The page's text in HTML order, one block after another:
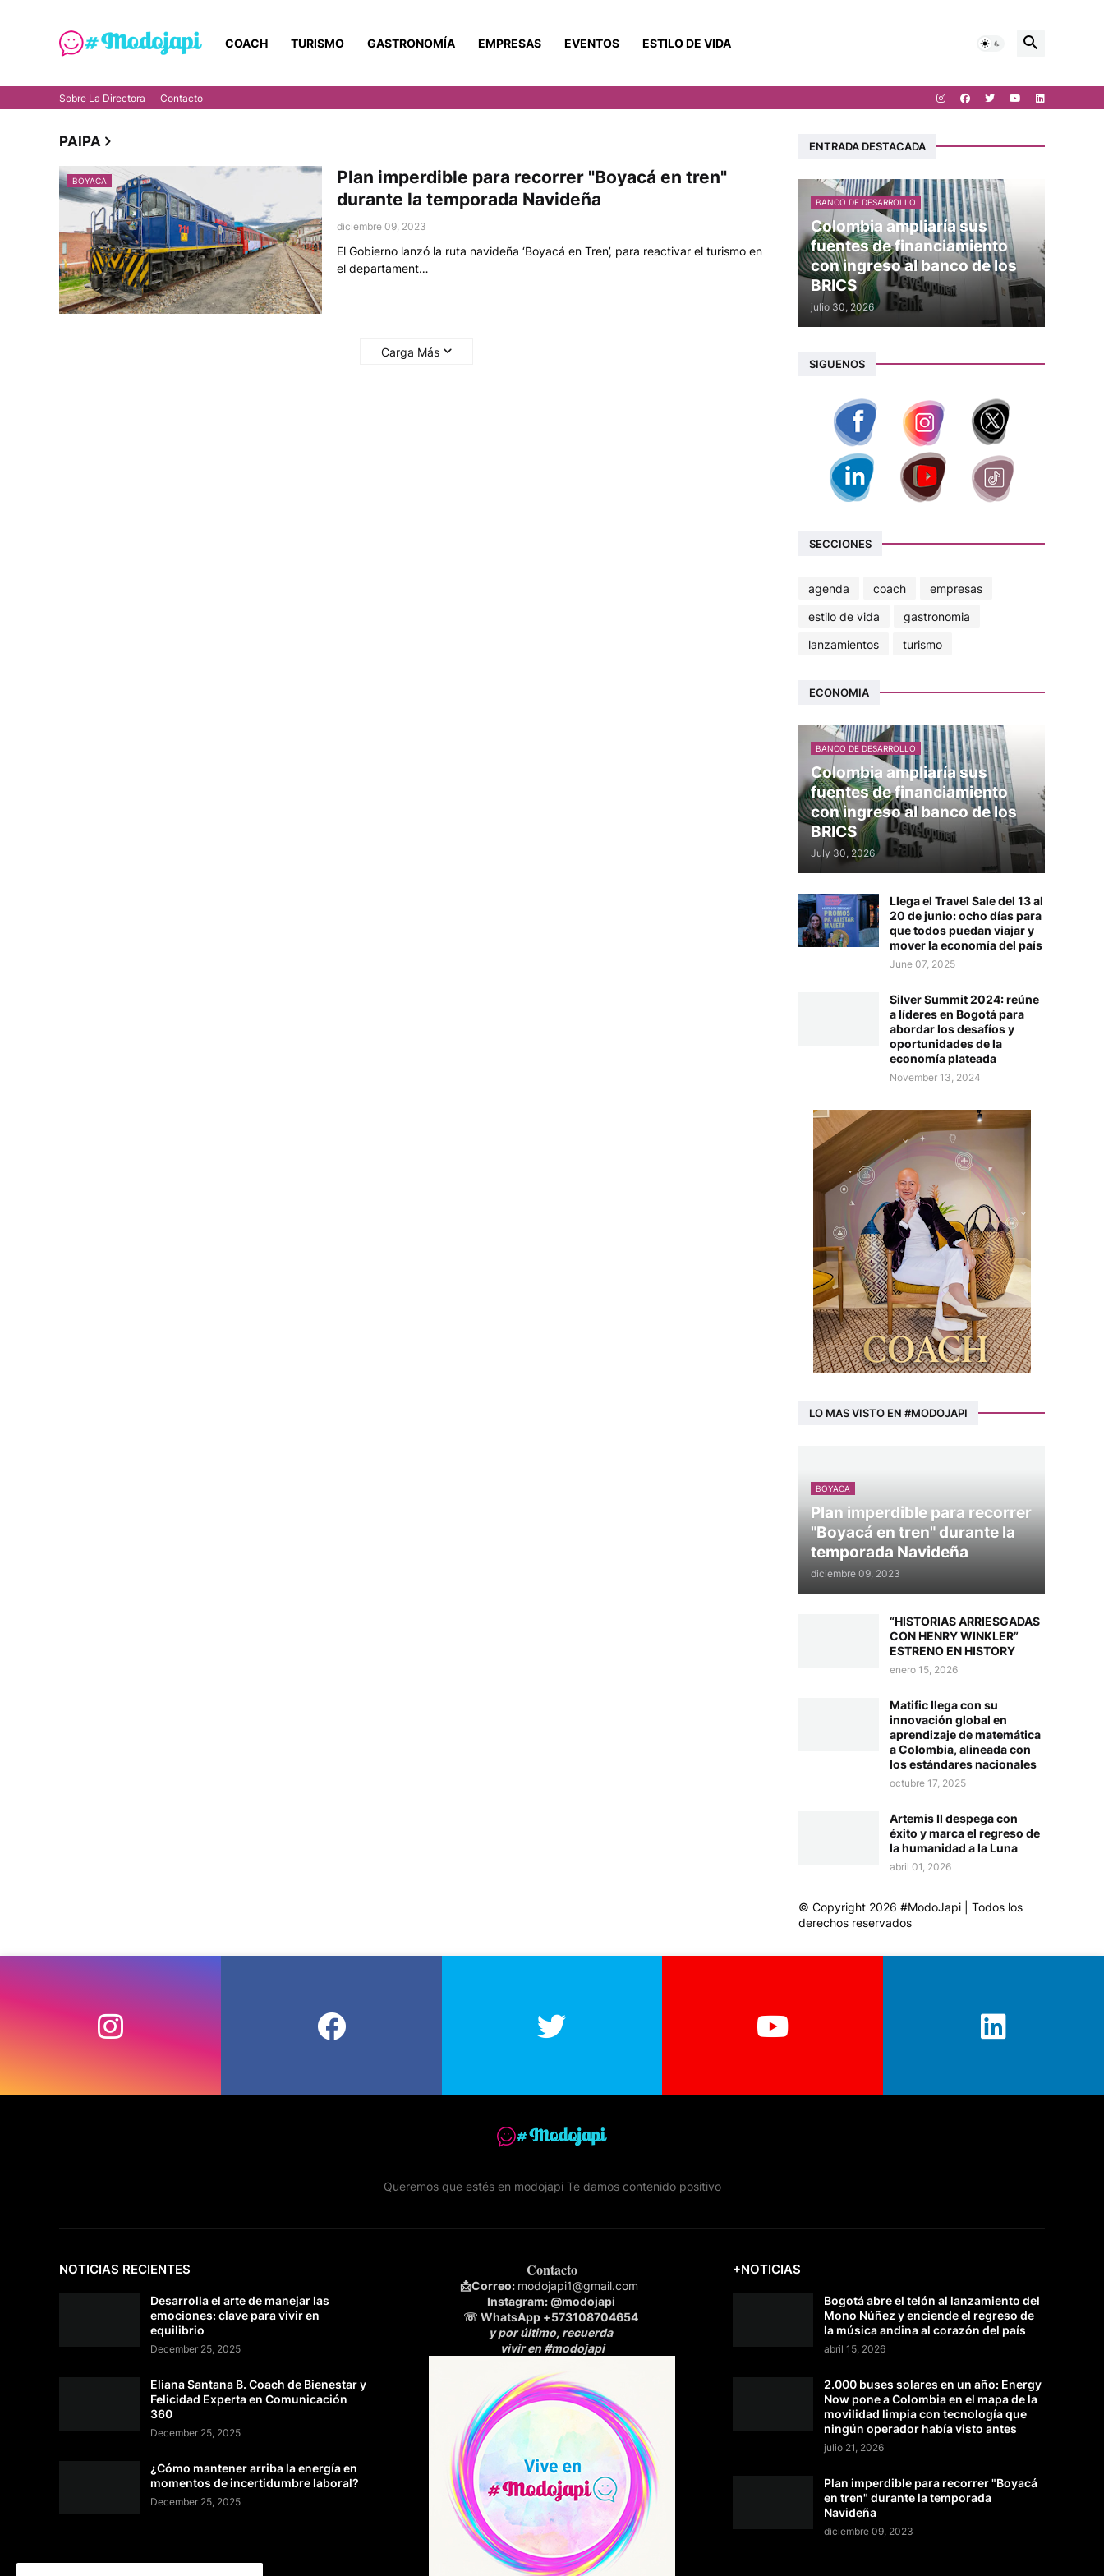
COACH TURISMO GASTRONOMÍA EMPRESAS EVENTOS ESTILO DE VIDA
Sobre La Directora Contacto
PAIPA
BOYACA
Plan imperdible para recorrer "Boyacá en tren"
durante la temporada Navideña
diciembre 09, 2023
El Gobierno lanzó la ruta navideña ‘Boyacá en Tren’, para reactivar el turismo en
el departament…
Carga Más
ENTRADA DESTACADA
BANCO DE DESARROLLO
Colombia ampliaría sus
fuentes de financiamiento
con ingreso al banco de los
BRICS
julio 30, 2026
SIGUENOS
SECCIONES
agenda coach
empresas
estilo de vida
gastronomia
lanzamientos
turismo
ECONOMIA
BANCO DE DESARROLLO
Colombia ampliaría sus
fuentes de financiamiento
con ingreso al banco de los
BRICS
July 30, 2026
Llega el Travel Sale del 13 al
20 de junio: ocho días para
que todos puedan viajar y
mover la economía del país
June 07, 2025
Silver Summit 2024: reúne
a líderes en Bogotá para
abordar los desafíos y
oportunidades de la
economía plateada
November 13, 2024
LO MAS VISTO EN #MODOJAPI
BOYACA
Plan imperdible para recorrer
"Boyacá en tren" durante la
temporada Navideña
diciembre 09, 2023
“HISTORIAS ARRIESGADAS
CON HENRY WINKLER”
ESTRENO EN HISTORY
enero 15, 2026
Matific llega con su
innovación global en
aprendizaje de matemática
a Colombia, alineada con
los estándares nacionales
octubre 17, 2025
Artemis II despega con
éxito y marca el regreso de
la humanidad a la Luna
abril 01, 2026
© Copyright 2026 #ModoJapi | Todos los
derechos reservados
Queremos que estés en modojapi Te damos contenido positivo
NOTICIAS RECIENTES
Desarrolla el arte de manejar las
emociones: clave para vivir en
equilibrio
December 25, 2025
Eliana Santana B. Coach de Bienestar y
Felicidad Experta en Comunicación
360
December 25, 2025
¿Cómo mantener arriba la energía en
momentos de incertidumbre laboral?
December 25, 2025
Contacto
📩Correo: modojapi1@gmail.com
Instagram:@modojapi
☏ WhatsApp +573108704654
y por último, recuerda
vivir en #modojapi
+NOTICIAS
Bogotá abre el telón al lanzamiento del
Mono Núñez y enciende el regreso de
la música andina al corazón del país
abril 15, 2026
2.000 buses solares en un año: Energy
Now pone a Colombia en el mapa de la
movilidad limpia con tecnología que
ningún operador había visto antes
julio 21, 2026
Plan imperdible para recorrer "Boyacá
en tren" durante la temporada
Navideña
diciembre 09, 2023